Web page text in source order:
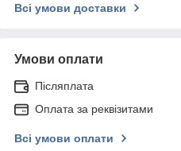
Всі умови доставки
Умови оплати
Післяплата
Оплата за реквізитами
Всі умови оплати